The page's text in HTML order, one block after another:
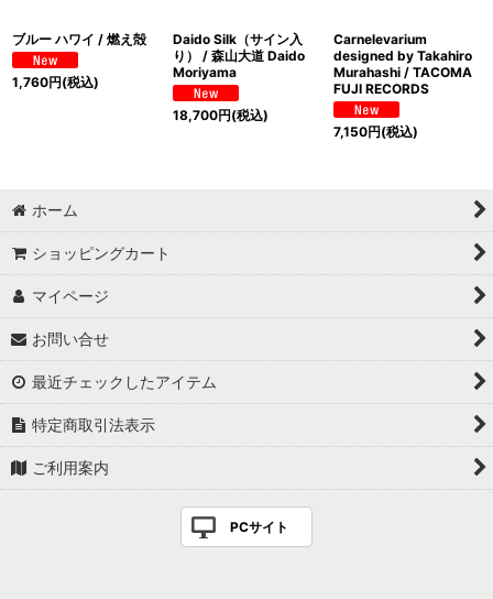
ブルー ハワイ / 燃え殻
1,760円(税込)
Daido Silk（サイン入
り） / 森山大道 Daido
Moriyama
18,700円(税込)
Carnelevarium
designed by Takahiro
Murahashi / TACOMA
FUJI RECORDS
7,150円(税込)
ホーム
ショッピングカート
マイページ
お問い合せ
最近チェックしたアイテム
特定商取引法表示
ご利用案内
PCサイト